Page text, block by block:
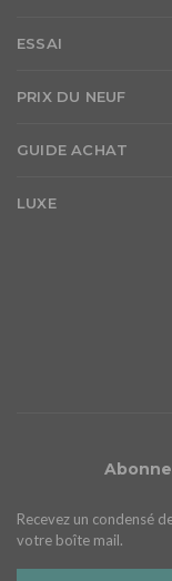
ESSAI
PRIX DU NEUF
GUIDE ACHAT
LUXE
Recevez un condensé
votre boîte mail.